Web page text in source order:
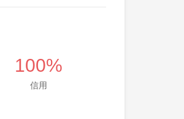
100%
信用